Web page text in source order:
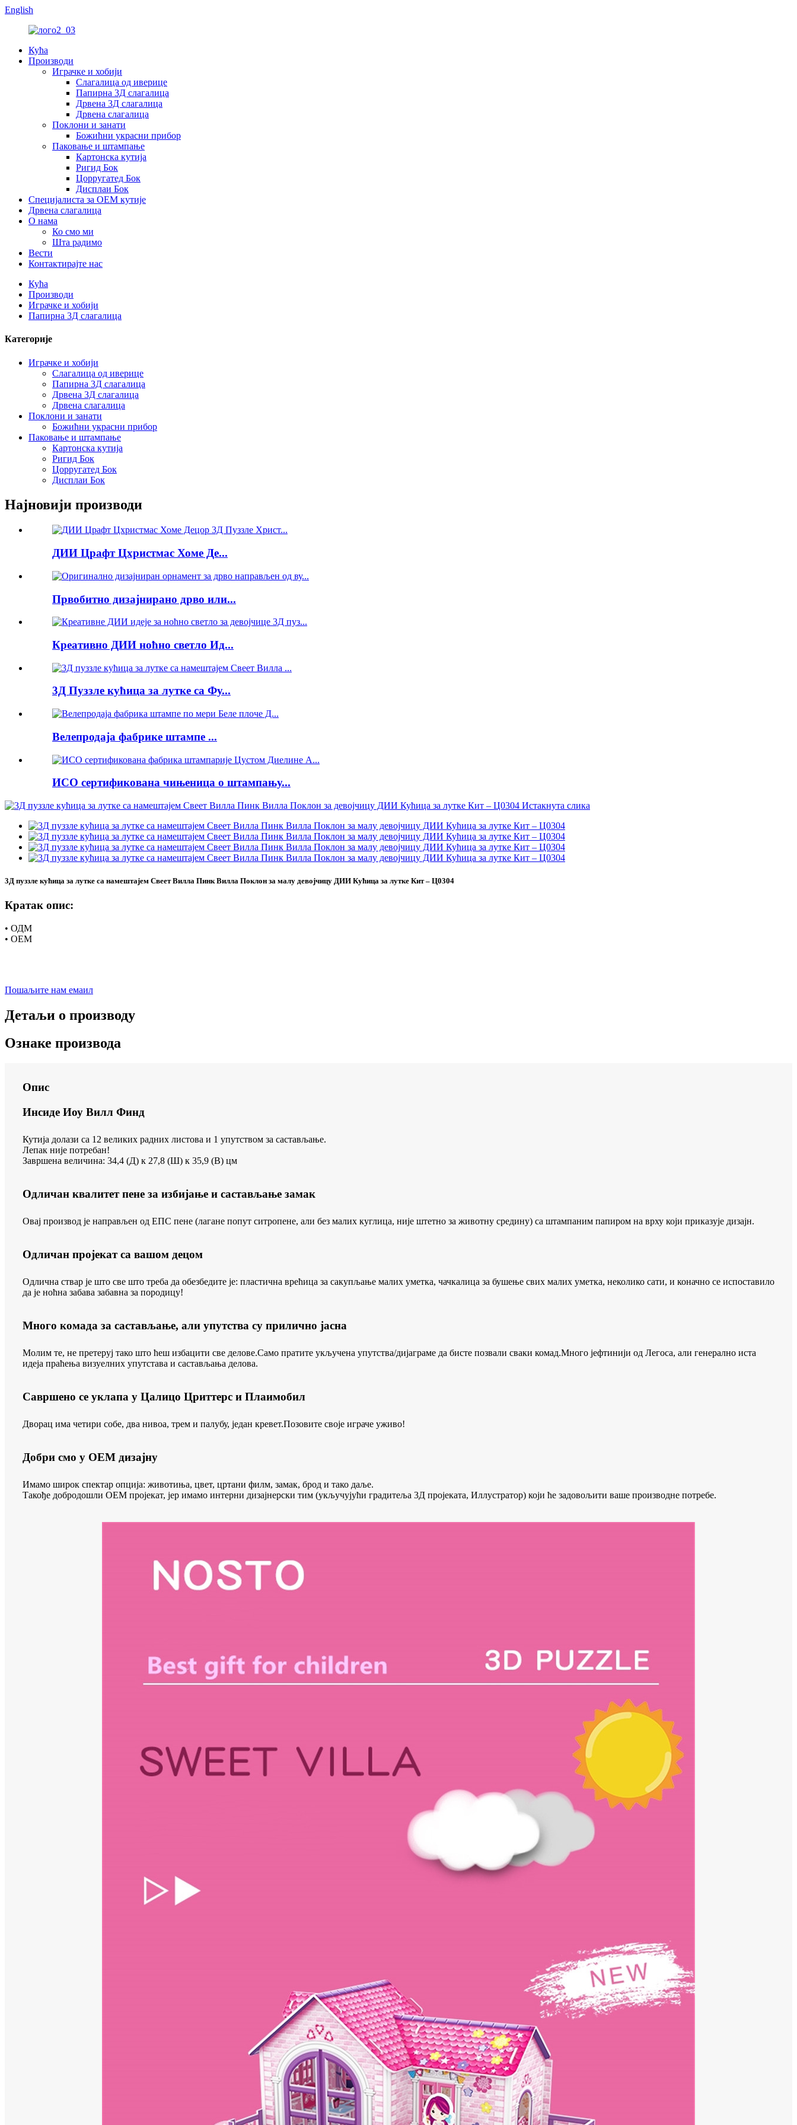
English
Кућа
Производи
Играчке и хобији
Слагалица од иверице
Папирна 3Д слагалица
Дрвена 3Д слагалица
Дрвена слагалица
Поклони и занати
Божићни украсни прибор
Паковање и штампање
Картонска кутија
Ригид Бок
Цорругатед Бок
Дисплаи Бок
Специјалиста за ОЕМ кутије
Дрвена слагалица
О нама
Ко смо ми
Шта радимо
Вести
Контактирајте нас
Кућа
Производи
Играчке и хобији
Папирна 3Д слагалица
Категорије
Играчке и хобији
Слагалица од иверице
Папирна 3Д слагалица
Дрвена 3Д слагалица
Дрвена слагалица
Поклони и занати
Божићни украсни прибор
Паковање и штампање
Картонска кутија
Ригид Бок
Цорругатед Бок
Дисплаи Бок
Најновији производи
ДИИ Црафт Цхристмас Хоме Де...
Првобитно дизајнирано дрво или...
Креативно ДИИ ноћно светло Ид...
3Д Пуззле кућица за лутке са Фу...
Велепродаја фабрике штампе ...
ИСО сертификована чињеница о штампању...
3Д пуззле кућица за лутке са намештајем Свеет Вилла Пинк Вилла Поклон за малу девојчицу ДИИ Кућица за лутке Кит – Ц0304
Кратак опис:
• ОДМ
• ОЕМ
Пошаљите нам емаил
Детаљи о производу
Ознаке производа
Опис
Инсиде Иоу Вилл Финд
Кутија долази са 12 великих радних листова и 1 упутством за састављање.
Лепак није потребан!
Завршена величина: 34,4 (Д) к 27,8 (Ш) к 35,9 (В) цм
Одличан квалитет пене за избијање и састављање замак
Овај производ је направљен од ЕПС пене (лагане попут ситропене, али без малих куглица, није штетно за животну средину) са штампаним папиром на врху који приказује дизајн.
Одличан пројекат са вашом децом
Одлична ствар је што све што треба да обезбедите је: пластична врећица за сакупљање малих уметка, чачкалица за бушење свих малих уметка, неколико сати, и коначно се испоставило
да је ноћна забава забавна за породицу!
Много комада за састављање, али упутства су прилично јасна
Молим те, не претеруј тако што ћеш избацити све делове.Само пратите укључена упутства/дијаграме да бисте позвали сваки комад.Много јефтинији од Легоса, али генерално иста
идеја праћења визуелних упутстава и састављања делова.
Савршено се уклапа у Цалицо Цриттерс и Плаимобил
Дворац има четири собе, два нивоа, трем и палубу, један кревет.Позовите своје играче уживо!
Добри смо у ОЕМ дизајну
Имамо широк спектар опција: животиња, цвет, цртани филм, замак, брод и тако даље.
Такође добродошли ОЕМ пројекат, јер имамо интерни дизајнерски тим (укључујући градитеља 3Д пројеката, Иллустратор) који ће задовољити ваше производне потребе.